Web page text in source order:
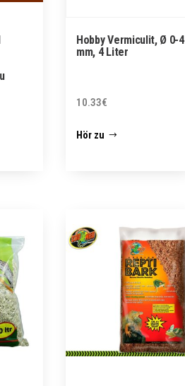
Hobby Vermiculit, Ø 0-4
mm, 4 Liter
10.33€
Hör zu